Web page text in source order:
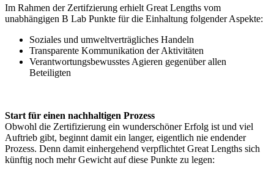
Im Rahmen der Zertifzierung erhielt Great Lengths vom
unabhängigen B Lab Punkte für die Einhaltung folgender Aspekte:
Soziales und umweltverträgliches Handeln
Transparente Kommunikation der Aktivitäten
Verantwortungsbewusstes Agieren gegenüber allen
Beteiligten
Start für einen nachhaltigen Prozess
Obwohl die Zertifizierung ein wunderschöner Erfolg ist und viel
Auftrieb gibt, beginnt damit ein langer, eigentlich nie endender
Prozess. Denn damit einhergehend verpflichtet Great Lengths sich
künftig noch mehr Gewicht auf diese Punkte zu legen: